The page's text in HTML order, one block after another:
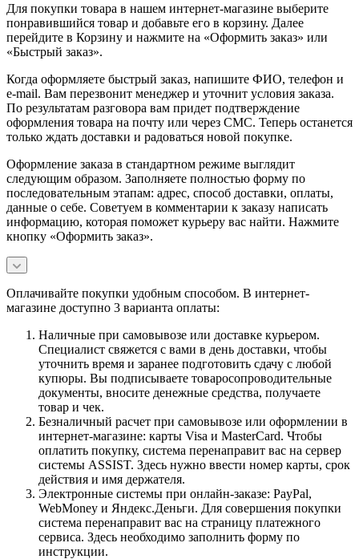
Для покупки товара в нашем интернет-магазине выберите
понравившийся товар и добавьте его в корзину. Далее
перейдите в Корзину и нажмите на «Оформить заказ» или
«Быстрый заказ».
Когда оформляете быстрый заказ, напишите ФИО, телефон и
e-mail. Вам перезвонит менеджер и уточнит условия заказа.
По результатам разговора вам придет подтверждение
оформления товара на почту или через СМС. Теперь останется
только ждать доставки и радоваться новой покупке.
Оформление заказа в стандартном режиме выглядит
следующим образом. Заполняете полностью форму по
последовательным этапам: адрес, способ доставки, оплаты,
данные о себе. Советуем в комментарии к заказу написать
информацию, которая поможет курьеру вас найти. Нажмите
кнопку «Оформить заказ».
Оплачивайте покупки удобным способом. В интернет-
магазине доступно 3 варианта оплаты:
Наличные при самовывозе или доставке курьером.
Специалист свяжется с вами в день доставки, чтобы
уточнить время и заранее подготовить сдачу с любой
купюры. Вы подписываете товаросопроводительные
документы, вносите денежные средства, получаете
товар и чек.
Безналичный расчет при самовывозе или оформлении в
интернет-магазине: карты Visa и MasterCard. Чтобы
оплатить покупку, система перенаправит вас на сервер
системы ASSIST. Здесь нужно ввести номер карты, срок
действия и имя держателя.
Электронные системы при онлайн-заказе: PayPal,
WebMoney и Яндекс.Деньги. Для совершения покупки
система перенаправит вас на страницу платежного
сервиса. Здесь необходимо заполнить форму по
инструкции.